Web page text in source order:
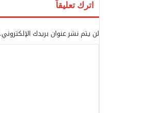
اترك تعليقاً
لن يتم نشر عنوان بريدك الإلكتروني.